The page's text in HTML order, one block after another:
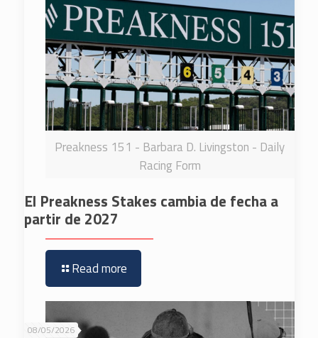
Preakness 151 - Barbara D. Livingston - Daily
Racing Form
El Preakness Stakes cambia de fecha a
partir de 2027
Read more
08/05/2026